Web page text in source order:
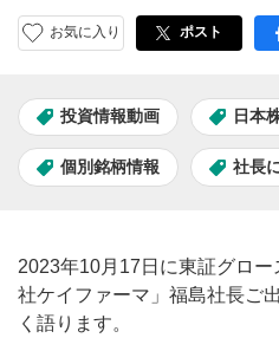
お気に入り ポスト
投資情報動画 日本
個別銘柄情報 社長
2023年10月17日に東証グロ
社ケイファーマ」福島社長ご
く語ります。